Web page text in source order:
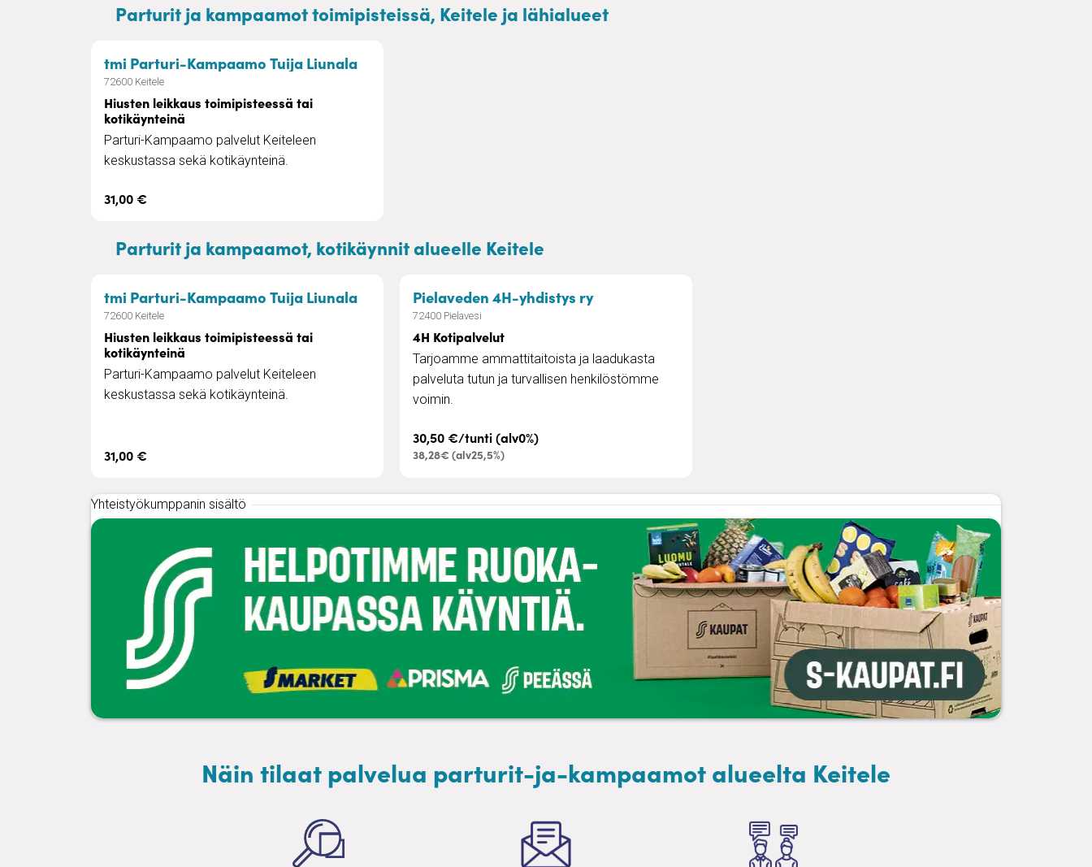
Parturit ja kampaamot toimipisteissä, Keitele ja lähialueet
tmi Parturi-Kampaamo Tuija Liunala– Hiusten leikkaus toimipisteessä tai kotikäynteinä
72600 Keitele
Hiusten leikkaus toimipisteessä tai
kotikäynteinä
Parturi-Kampaamo palvelut Keiteleen
keskustassa sekä kotikäynteinä.
31,00 €
Parturit ja kampaamot, kotikäynnit alueelle Keitele
tmi Parturi-Kampaamo Tuija Liunala– Hiusten leikkaus toimipisteessä tai kotikäynteinä
72600 Keitele
Hiusten leikkaus toimipisteessä tai
kotikäynteinä
Parturi-Kampaamo palvelut Keiteleen
keskustassa sekä kotikäynteinä.
31,00 €
Pielaveden 4H-yhdistys ry– 4H Kotipalvelut
72400 Pielavesi
4H Kotipalvelut
Tarjoamme ammattitaitoista ja laadukasta
palveluta tutun ja turvallisen henkilöstömme
voimin.
30,50 €/tunti (alv0%)
38,28€ (alv25,5%)
Yhteistyökumppanin sisältö
Näin tilaat palvelua parturit-ja-kampaamot alueelta Keitele